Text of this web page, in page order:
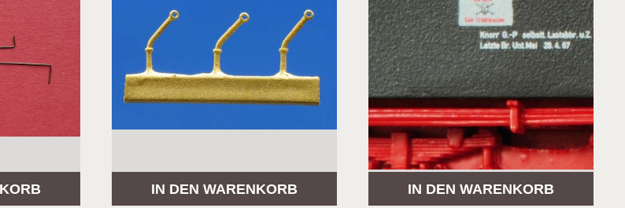
IN DEN WARENKORB IN DEN WARENKORB